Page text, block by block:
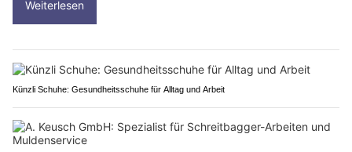
Weiterlesen
Künzli Schuhe: Gesundheitsschuhe für Alltag und Arbeit